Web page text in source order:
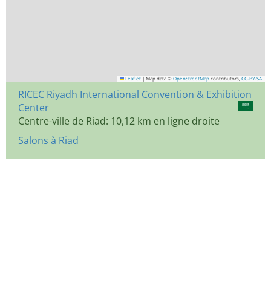
Leaflet | Map data © OpenStreetMap contributors, CC-BY-SA
RICEC Riyadh International Convention & Exhibition
Center
Centre-ville de Riad: 10,12 km en ligne droite
Salons à Riad